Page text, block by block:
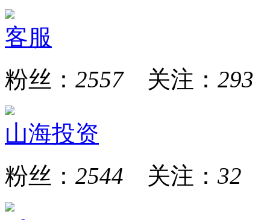
客服
粉丝： 2557关注： 293
山海投资
粉丝： 2544 关注： 32